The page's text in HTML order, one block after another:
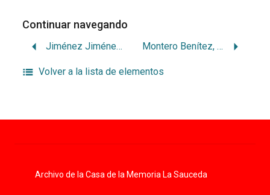
Continuar navegando
Jiménez Jiménez, Josefa Montero Benítez, Antonio
Volver a la lista de elementos
Archivo de la Casa de la Memoria La Sauceda